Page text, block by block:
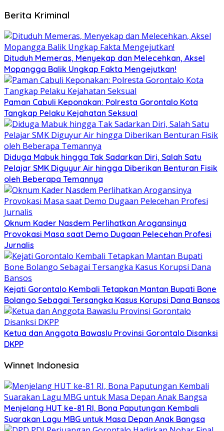
Berita Kriminal
Dituduh Memeras, Menyekap dan Melecehkan, Aksel
Mopangga Balik Ungkap Fakta Mengejutkan!
Paman Cabuli Keponakan: Polresta Gorontalo Kota
Tangkap Pelaku Kejahatan Seksual
Diduga Mabuk hingga Tak Sadarkan Diri, Salah Satu
Pelajar SMK Diguyur Air hingga Diberikan Benturan Fisik
oleh Beberapa Temannya
Oknum Kader Nasdem Perlihatkan Arogansinya
Provokasi Masa saat Demo Dugaan Pelecehan Profesi
Jurnalis
Kejati Gorontalo Kembali Tetapkan Mantan Bupati Bone
Bolango Sebagai Tersangka Kasus Korupsi Dana Bansos
Ketua dan Anggota Bawaslu Provinsi Gorontalo Disanksi
DKPP
Winnet Indonesia
Menjelang HUT ke-81 RI, Bona Paputungan Kembali
Suarakan Lagu MBG untuk Masa Depan Anak Bangsa